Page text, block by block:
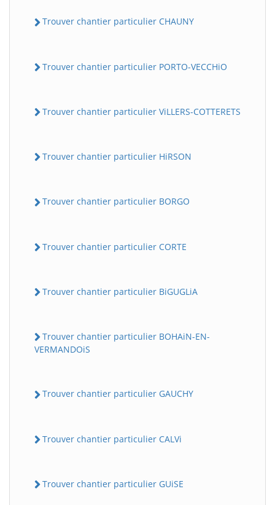
Trouver chantier particulier CHAUNY
Trouver chantier particulier PORTO-VECCHiO
Trouver chantier particulier ViLLERS-COTTERETS
Trouver chantier particulier HiRSON
Trouver chantier particulier BORGO
Trouver chantier particulier CORTE
Trouver chantier particulier BiGUGLiA
Trouver chantier particulier BOHAiN-EN-
VERMANDOiS
Trouver chantier particulier GAUCHY
Trouver chantier particulier CALVi
Trouver chantier particulier GUiSE